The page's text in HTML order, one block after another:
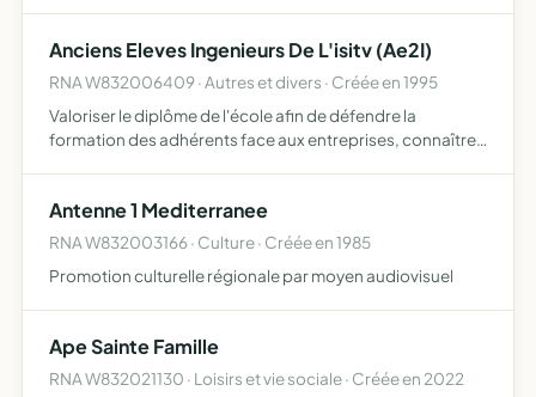
Anciens Eleves Ingenieurs De L'isitv (Ae2I)
RNA W832006409 · Autres et divers · Créée en 1995
Valoriser le diplôme de l'école afin de défendre la
formation des adhérents face aux entreprises, connaître
recherch…
Antenne 1 Mediterranee
RNA W832003166 · Culture · Créée en 1985
Promotion culturelle régionale par moyen audiovisuel
Ape Sainte Famille
RNA W832021130 · Loisirs et vie sociale · Créée en 2022